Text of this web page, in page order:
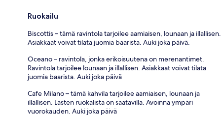
Ruokailu
Biscottis – tämä ravintola tarjoilee aamiaisen, lounaan ja illallisen.
Asiakkaat voivat tilata juomia baarista. Auki joka päivä.
Oceano – ravintola, jonka erikoisuutena on merenantimet.
Ravintola tarjoilee lounaan ja illallisen. Asiakkaat voivat tilata
juomia baarista. Auki joka päivä
Cafe Milano – tämä kahvila tarjoilee aamiaisen, lounaan ja
illallisen. Lasten ruokalista on saatavilla. Avoinna ympäri
vuorokauden. Auki joka päivä